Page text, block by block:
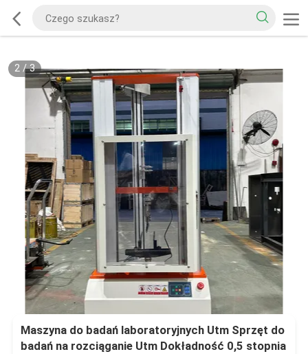
2/3
Maszyna do badań laboratoryjnych Utm Sprzęt do
badań na rozciąganie Utm Dokładność 0,5 stopnia